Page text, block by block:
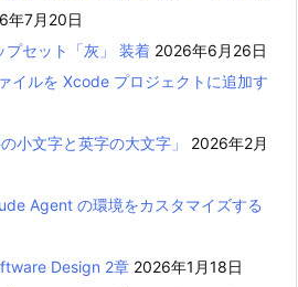
年7月20日
プセット「灰」 装着 2026年6月26日
イルを Xcode プロジェクトに追加す
小文字と英字の大文字」
2026年2月
Agent の環境をカスタマイズする
Design 2章 2026年1月18日